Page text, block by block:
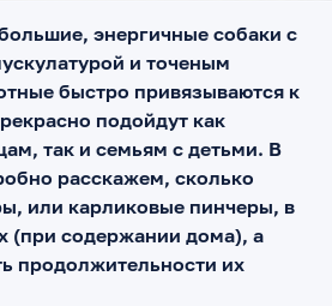
энергичные собаки с
и точеным
быстро привязываются к
подойдут как
так и семьям с детьми. В
расскажем, сколько
или карликовые пинчеры, в
(при содержании дома), а
продолжительности их